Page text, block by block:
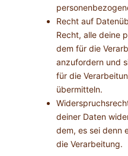
Recht auf
Recht, alle deine
dem für die
anzufordern und
für die
übermitteln.
deiner Daten
dem, es sei denn
die Verarbeitung.